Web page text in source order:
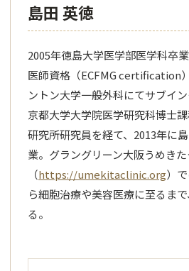
島田 英徳
2005年徳島大学医学部医学科卒
医師資格（ECFMG certification
ントン大学一般外科にてサブイン
京都大学大学院医学研究科博士
研究所研究員を経て、2013年に
業。グラングリーン大阪うめき
（https://umekitaclinic.org）
ら細胞治療や美容医療に至るま
る。